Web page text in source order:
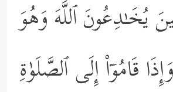
یُخَـٰدِعُونَ ٱللَّهَ وَهُوَ
قَامُوۤاْ إِلَى ٱلصَّلَوٰةِ